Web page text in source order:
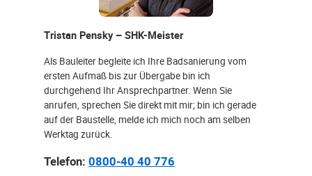
Tristan Pensky – SHK-Meister
Als Bauleiter begleite ich Ihre Badsanierung vom
ersten Aufmaß bis zur Übergabe bin ich
durchgehend Ihr Ansprechpartner. Wenn Sie
anrufen, sprechen Sie direkt mit mir; bin ich gerade
auf der Baustelle, melde ich mich noch am selben
Werktag zurück.
Telefon: 0800-40 40 776